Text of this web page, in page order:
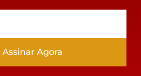
Assinar Agora